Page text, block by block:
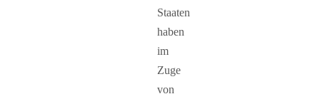
Staaten
haben
im
Zuge
von